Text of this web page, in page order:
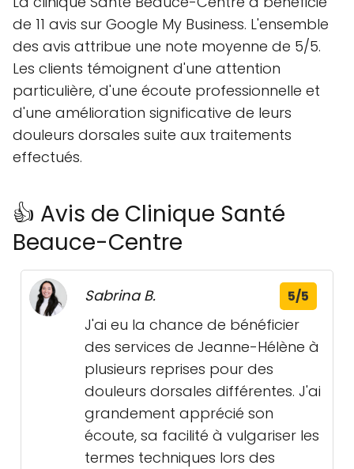
de 11 avis sur Google My Business. L'ensemble
des avis attribue une note moyenne de 5/5.
Les clients témoignent d'une attention
particulière, d'une écoute professionnelle et
d'une amélioration significative de leurs
douleurs dorsales suite aux traitements
effectués.
👍 Avis de Clinique Santé
Beauce-Centre
Sabrina B. 5/5
J'ai eu la chance de bénéficier
des services de Jeanne-Hélène à
plusieurs reprises pour des
douleurs dorsales différentes. J'ai
grandement apprécié son
écoute, sa facilité à vulgariser les
termes techniques lors des